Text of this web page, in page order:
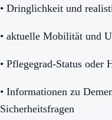
• Dringlichkeit und
• aktuelle Mobilität und
• Pflegegrad-Status oder
• Informationen zu
Sicherheitsfragen